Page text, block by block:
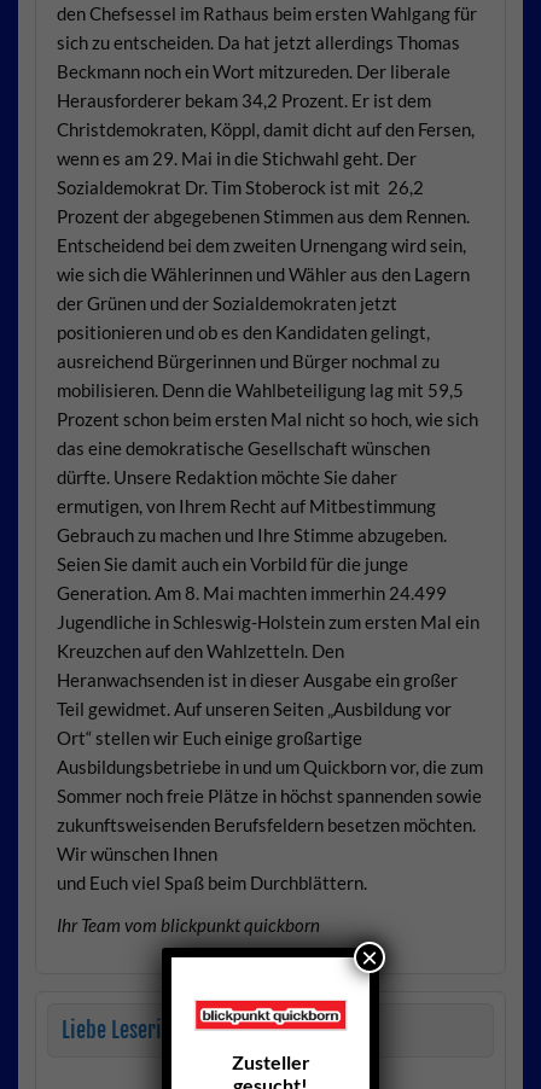
den Chefsessel im Rathaus beim ersten Wahlgang für
sich zu entscheiden. Da hat jetzt allerdings Thomas
Beckmann noch ein Wort mitzureden. Der liberale
Herausforderer bekam 34,2 Prozent. Er ist dem
Christdemokraten, Köppl, damit dicht auf den Fersen,
wenn es am 29. Mai in die Stichwahl geht. Der
Sozialdemokrat Dr. Tim Stoberock ist mit 26,2
Prozent der abgegebenen Stimmen aus dem Rennen.
Entscheidend bei dem zweiten Urnengang wird sein,
wie sich die Wählerinnen und Wähler aus den Lagern
der Grünen und der Sozialdemokraten jetzt
positionieren und ob es den Kandidaten gelingt,
ausreichend Bürgerinnen und Bürger nochmal zu
mobilisieren. Denn die Wahlbeteiligung lag mit 59,5
Prozent schon beim ersten Mal nicht so hoch, wie sich
das eine demokratische Gesellschaft wünschen
dürfte. Unsere Redaktion möchte Sie daher
ermutigen, von Ihrem Recht auf Mitbestimmung
Gebrauch zu machen und Ihre Stimme abzugeben.
Seien Sie damit auch ein Vorbild für die junge
Generation. Am 8. Mai machten immerhin 24.499
Jugendliche in Schleswig-Holstein zum ersten Mal ein
Kreuzchen auf den Wahlzetteln. Den
Heranwachsenden ist in dieser Ausgabe ein großer
Teil gewidmet. Auf unseren Seiten „Ausbildung vor
Ort“ stellen wir Euch einige großartige
Ausbildungsbetriebe in und um Quickborn vor, die zum
Sommer noch freie Plätze in höchst spannenden sowie
zukunftsweisenden Berufsfeldern besetzen möchten.
Wir wünschen Ihnen
und Euch viel Spaß beim Durchblättern.
Ihr Team vom blickpunkt quickborn
Liebe Leserinnen und Leser,
Zusteller
×